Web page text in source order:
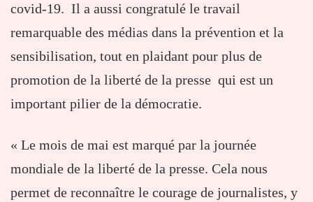
covid-19. Il a aussi congratulé le travail
remarquable des médias dans la prévention et la
sensibilisation, tout en plaidant pour plus de
promotion de la liberté de la presse qui est un
important pilier de la démocratie.
« Le mois de mai est marqué par la journée
mondiale de la liberté de la presse. Cela nous
permet de reconnaître le courage de journalistes, y